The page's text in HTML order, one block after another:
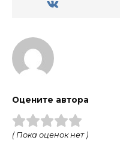
Оцените автора
( Пока оценок нет )